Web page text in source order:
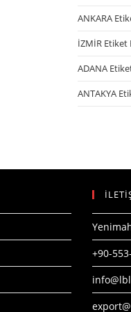
ANKARA
İZMİR Etiket
ADANA
ANTAKYA
+90-